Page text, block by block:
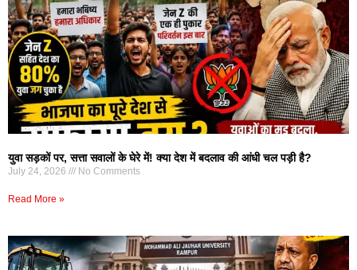
युवा सड़कों पर, सत्ता सवालों के घेरे में! क्या देश में बदलाव की आंधी चल पड़ी है?
July 24, 2026 No Comments
Read More »